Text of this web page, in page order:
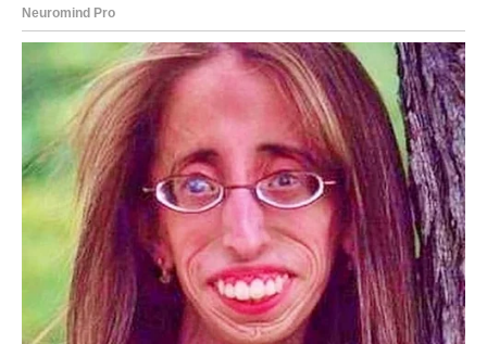
Zvijezde vam poručuju da slušate svoje srce jer će vam
upravo emocije pokazati pravi put.
Posao i novac počinju dolaziti u
mnogo bolju fazu
Iako ste u prethodnom periodu često imali osjećaj da se
trudite bez pravih rezultata, sada se situacija počinje
mijenjati.
Zvijezde pokazuju da bi tokom narednih dana mogla stići